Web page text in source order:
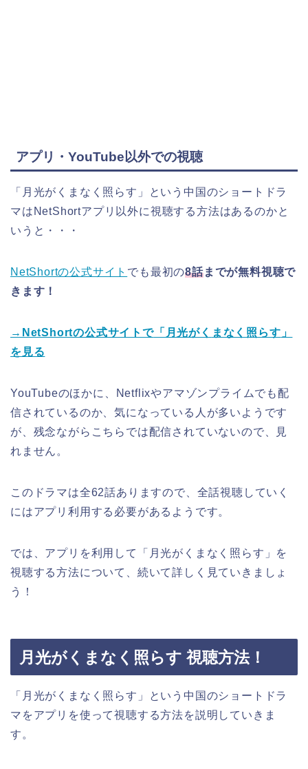
アプリ・YouTube以外での視聴
「月光がくまなく照らす 」
という中国のショートドラ
マはNetShortアプリ以外に視聴する方法はあるのかと
いうと・・・
NetShortの公式サイト でも最初の8話までが無料視聴で
きます！
→NetShortの公式サイトで「月光がく まなく照らす 」
を見る
YouTubeのほかに、Netflixやアマゾンプライムでも配
信されているのか、気になっている人が多いようです
が、残念ながらこちらでは配信されていないので、見
れません。
このドラマは全62話ありますので、全話視聴していく
にはアプリ利用する必要があるようです。
では、アプリを利用して 「月光がくまなく照らす 」 を
視聴する方法について、続いて詳しく見ていきましょ
う！
月光がくまなく照らす 視聴方法！
「月光がくまなく照らす 」
という中国のショートドラ
マをアプリを使って視聴する方法を説明していきま
す。